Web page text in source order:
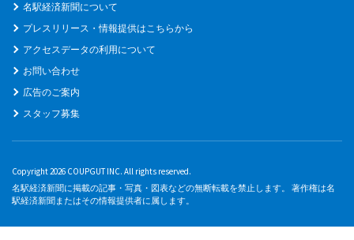
名駅経済新聞について
プレスリリース・情報提供はこちらから
アクセスデータの利用について
お問い合わせ
広告のご案内
スタッフ募集
Copyright 2026 COUPGUT INC. All rights reserved.
名駅経済新聞に掲載の記事・写真・図表などの無断転載を禁止します。 著作権は名
駅経済新聞またはその情報提供者に属します。